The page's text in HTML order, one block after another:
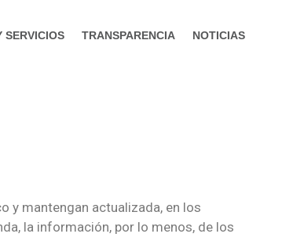
SERVICIOS TRANSPARENCIA NOTICIAS
y mantengan actualizada, en los
la información, por lo menos, de los